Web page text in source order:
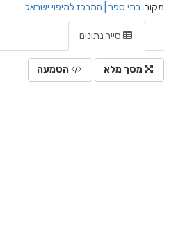
מקור:בתי ספר | המרכז למיפוי ישראל
סייר נתונים
מסך מלא הטמעה